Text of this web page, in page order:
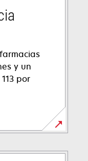
y un
por